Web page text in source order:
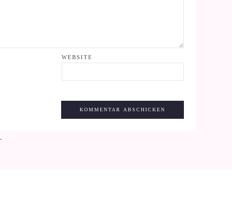
WEBSITE
.